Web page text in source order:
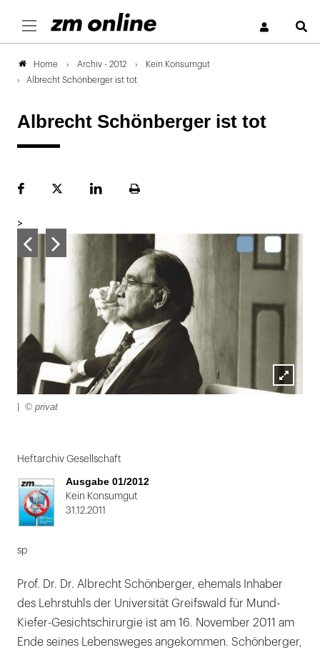
Home Archiv - 2012
Kein Konsumgut
Albrecht Schönberger ist tot
Albrecht Schönberger ist tot
FacebookPlattformLinekdInSeite
>
Lightbox
© privat
1
von
2:
Heftarchiv Gesellschaft
Ausgabe 01/2012
Kein Konsumgut
31.12.2011
sp
Prof. Dr. Dr. Albrecht Schönberger, ehemals Inhaber
des Lehrstuhls der Universität Greifswald für Mund-
Kiefer-Gesichtschirurgie ist am 16. November 2011 am
Ende seines Lebensweges angekommen. Schönberger,